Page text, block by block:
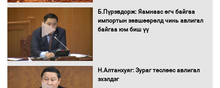
Б.Пүрэвдорж: Яамнаас өгч байгаа
импортын зөвшөөрөлд чинь авлигал
байгаа юм биш үү
Н.Алтанхуяг: Зураг төслөөс авлигал
эхэлдэг